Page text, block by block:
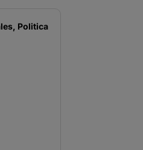
, Politica